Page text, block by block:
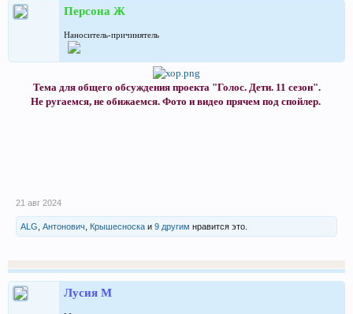
Персона Ж
Наноситель-причинятель
Тема для общего обсуждения проекта "Голос. Дети. 11 сезон".
Не ругаемся, не обижаемся. Фото и видео прячем под спойлер.
21 авг 2024
ALG Антонович Крышесноска и 9 другим нравится это.
Лусия М